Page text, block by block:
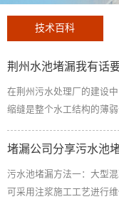
技术百科
荆州水池堵漏我有话
在荆州污水处理厂的建设
缩缝是整个水工结构的薄
缩缝渗水处理方法是什么
外，防止排水过快导致池
以下，每1次排水隔开ld。
污水池堵漏方法一：大型
可采用注浆施工工艺进行